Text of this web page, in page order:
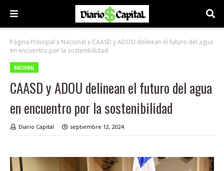
Página Principal Nacional
CAASD y ADOU delinean el futuro del agua
en encuentro por la sostenibilidad
NACIONAL
CAASD y ADOU delinean el futuro del agua
en encuentro por la sostenibilidad
Diario Capital septiembre 12, 2024